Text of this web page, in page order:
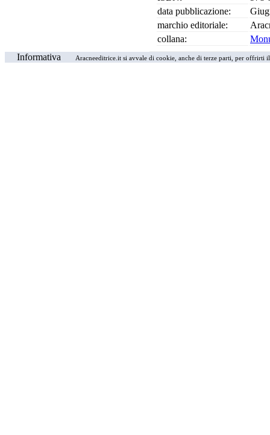
data pubblicazione:
marchio editoriale:
collana:
Informativa
Aracneeditrice.it si avvale di cookie, anche di terze parti, per